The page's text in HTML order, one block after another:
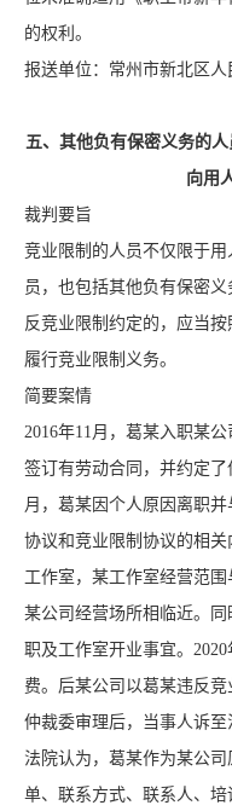
的权利。
报送单位：常州市新北区人
五、其他负有保密义务的
向用
裁判要旨
竞业限制的人员不仅限于
员，也包括其他负有保密
反竞业限制约定的，应当
履行竞业限制义务。
简要案情
2016年11月，葛某入职某
签订有劳动合同，并约定了
月，葛某因个人原因离职
协议和竞业限制协议的相
工作室，某工作室经营范
某公司经营场所相临近。
职及工作室开业事宜。
费。后某公司以葛某违反
仲裁委审理后，当事人诉至
法院认为，葛某作为某公
单、联系方式、联系人、培